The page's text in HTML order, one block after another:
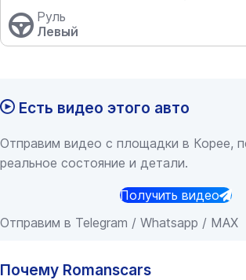
Руль
Левый
Есть видео этого авто
Отправим видео с площадки в Корее,
реальное состояние и детали.
Получить видео
Отправим в Telegram / Whatsapp / MAX
Почему Romanscars